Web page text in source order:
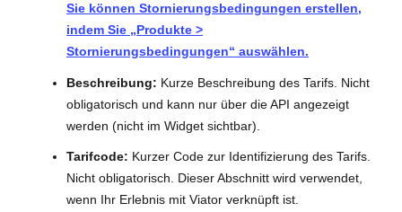
Sie können Stornierungsbedingungen erstellen,
indem Sie „Produkte >
Stornierungsbedingungen“ auswählen.
Beschreibung: Kurze Beschreibung des Tarifs. Nicht
obligatorisch und kann nur über die API angezeigt
werden (nicht im Widget sichtbar).
Tarifcode: Kurzer Code zur Identifizierung des Tarifs.
Nicht obligatorisch. Dieser Abschnitt wird verwendet,
wenn Ihr Erlebnis mit Viator verknüpft ist.